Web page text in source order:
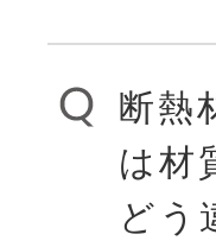
可能
り、
貢献
から
グ（
を高
自体
性能
ウレ
ムに
断熱
は材
どう